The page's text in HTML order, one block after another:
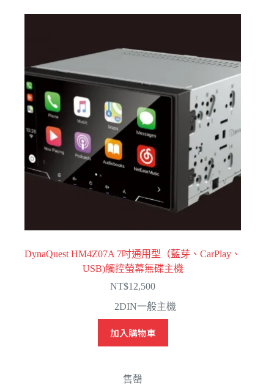
DynaQuest HM4Z07A 7吋通用型（藍芽、CarPlay、
USB)觸控螢幕無碟主機
NT$12,500
2DIN一般主機
加入購物車
售罄